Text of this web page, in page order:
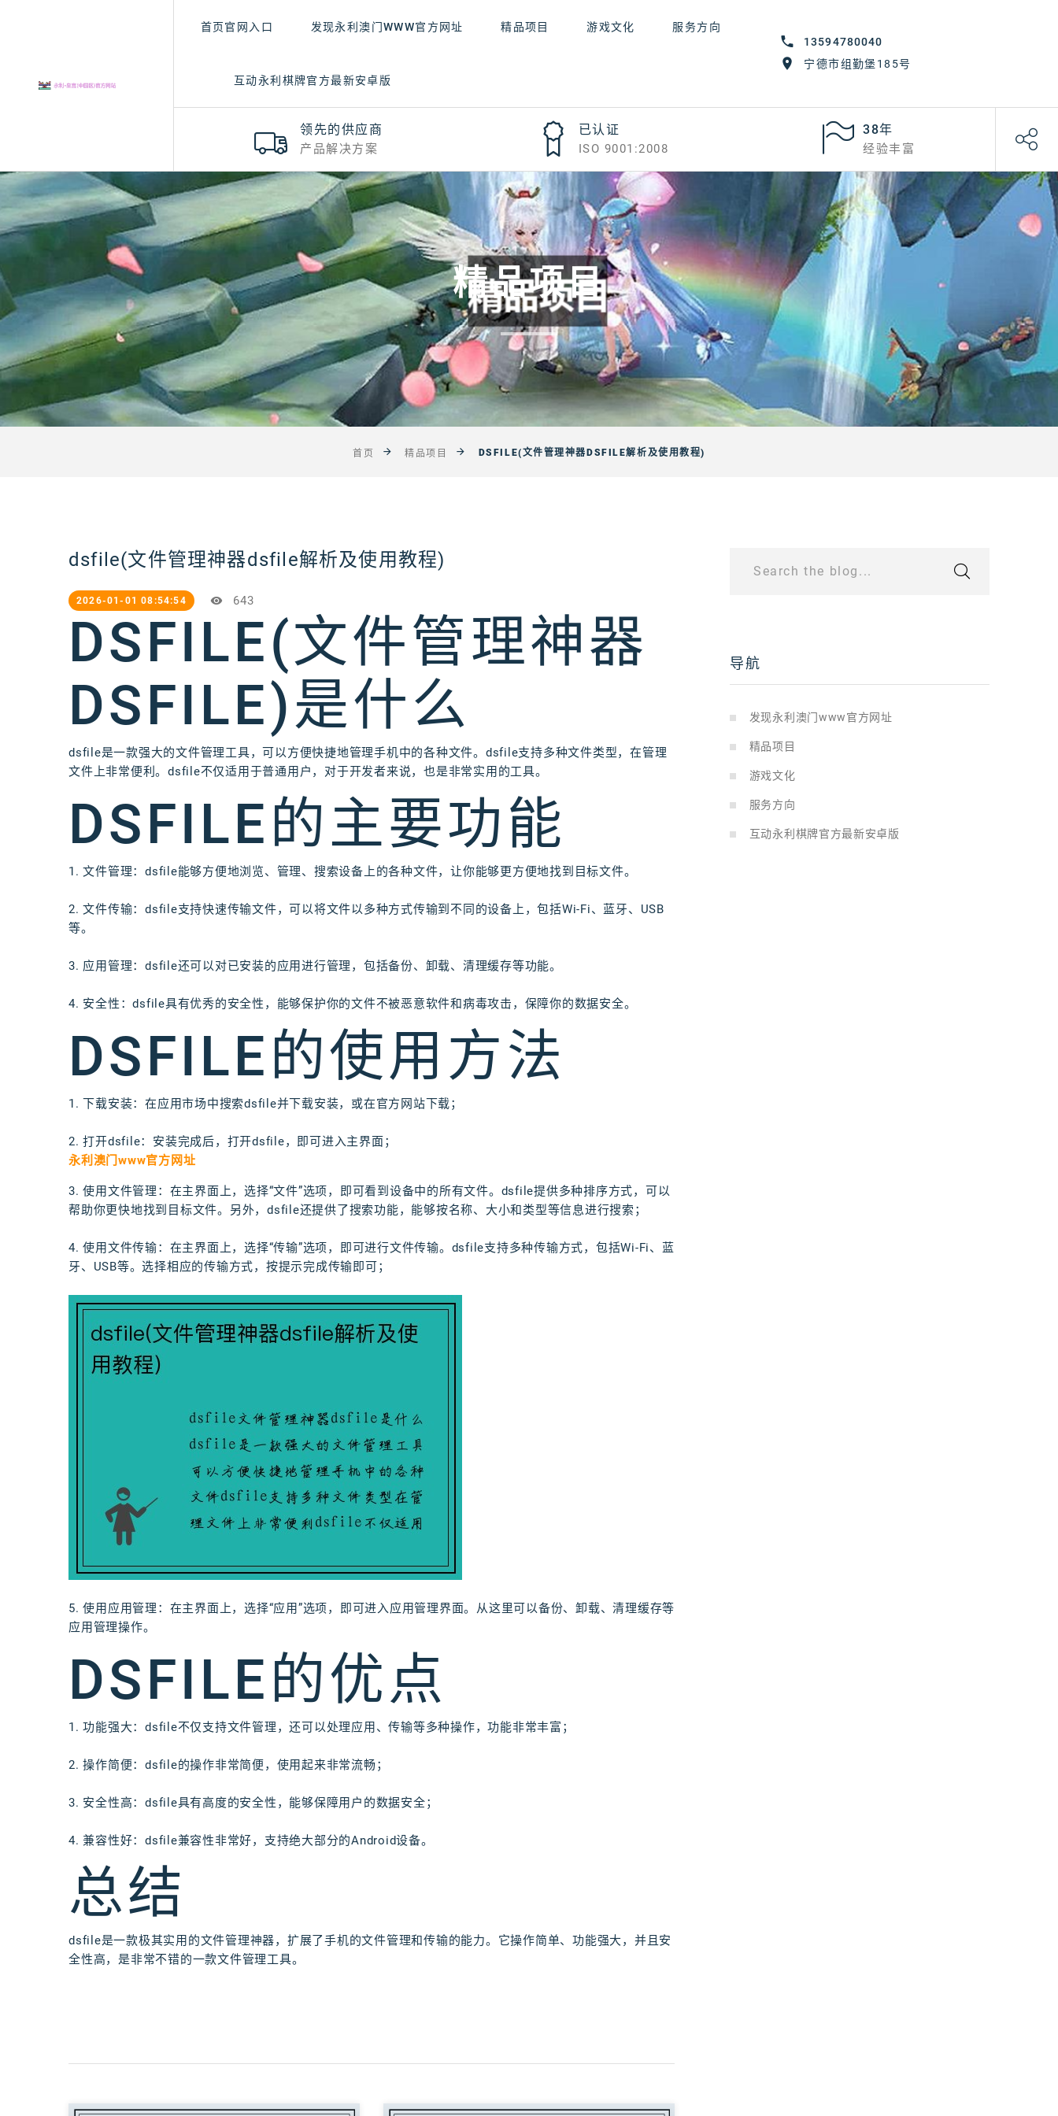
13594780040
宁德市组勤堡185号
首页官网入口 发现永利澳门WWW官方网址 精品项目 游戏文化 服务方向
互动永利棋牌官方最新安卓版
领先的供应商
产品解决方案
已认证
ISO 9001:2008
38年
经验丰富
精品项目
首页 精品项目 DSFILE(文件管理神器DSFILE解析及使用教程)
dsfile(文件管理神器dsfile解析及使用教程)
2026-01-01 08:54:54 643
DSFILE(文件管理神器
DSFILE)是什么
dsfile是一款强大的文件管理工具，可以方便快捷地管理手机中的各种文件。dsfile支持多种文件类型，在管理
文件上非常便利。dsfile不仅适用于普通用户，对于开发者来说，也是非常实用的工具。
DSFILE的主要功能
1. 文件管理：dsfile能够方便地浏览、管理、搜索设备上的各种文件，让你能够更方便地找到目标文件。
2. 文件传输：dsfile支持快速传输文件，可以将文件以多种方式传输到不同的设备上，包括Wi-Fi、蓝牙、USB
等。
3. 应用管理：dsfile还可以对已安装的应用进行管理，包括备份、卸载、清理缓存等功能。
4. 安全性：dsfile具有优秀的安全性，能够保护你的文件不被恶意软件和病毒攻击，保障你的数据安全。
DSFILE的使用方法
1. 下载安装：在应用市场中搜索dsfile并下载安装，或在官方网站下载；
2. 打开dsfile：安装完成后，打开dsfile，即可进入主界面；
永利澳门www官方网址
3. 使用文件管理：在主界面上，选择“文件”选项，即可看到设备中的所有文件。dsfile提供多种排序方式，可以
帮助你更快地找到目标文件。另外，dsfile还提供了搜索功能，能够按名称、大小和类型等信息进行搜索；
4. 使用文件传输：在主界面上，选择“传输”选项，即可进行文件传输。dsfile支持多种传输方式，包括Wi-Fi、蓝
牙、USB等。选择相应的传输方式，按提示完成传输即可；
5. 使用应用管理：在主界面上，选择“应用”选项，即可进入应用管理界面。从这里可以备份、卸载、清理缓存等
应用管理操作。
DSFILE的优点
1. 功能强大：dsfile不仅支持文件管理，还可以处理应用、传输等多种操作，功能非常丰富；
2. 操作简便：dsfile的操作非常简便，使用起来非常流畅；
3. 安全性高：dsfile具有高度的安全性，能够保障用户的数据安全；
4. 兼容性好：dsfile兼容性非常好，支持绝大部分的Android设备。
总结
dsfile是一款极其实用的文件管理神器，扩展了手机的文件管理和传输的能力。它操作简单、功能强大，并且安
全性高，是非常不错的一款文件管理工具。
Search the blog...
导航
发现永利澳门www官方网址
精品项目
游戏文化
服务方向
互动永利棋牌官方最新安卓版